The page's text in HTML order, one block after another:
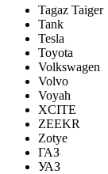
Tagaz Taiger
Tank
Tesla
Toyota
Volkswagen
Volvo
Voyah
XCITE
ZEEKR
Zotye
ГАЗ
УАЗ